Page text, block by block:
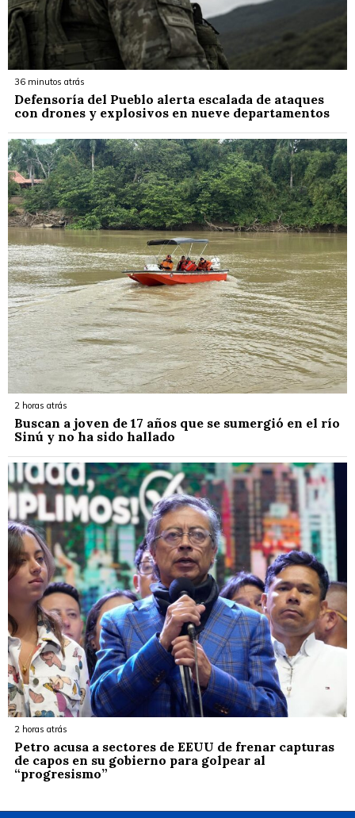
36 minutos atrás
Defensoría del Pueblo alerta escalada de ataques
con drones y explosivos en nueve departamentos
2 horas atrás
Buscan a joven de 17 años que se sumergió en el río
Sinú y no ha sido hallado
2 horas atrás
Petro acusa a sectores de EEUU de frenar capturas
de capos en su gobierno para golpear al
“progresismo”